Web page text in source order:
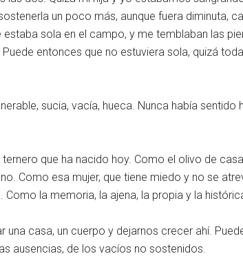
un poco más, aunque fuera diminuta,
sola en el campo, y me temblaban las
entonces que no estuviera sola, quizá
sucia, vacía, hueca. Nunca había
que ha nacido hoy. Como el olivo de
Como esa mujer, que tiene miedo y no se
la memoria, la ajena, la propia y la
una casa, un cuerpo y dejarnos crecer ahí.
ausencias, de los vacíos no sostenidos.